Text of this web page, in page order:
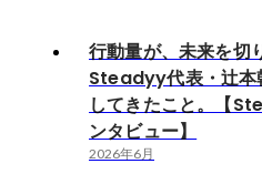
行動量が、未来を切
Steadyy代表・辻本
してきたこと。【
ンタビュー】
2026年6月